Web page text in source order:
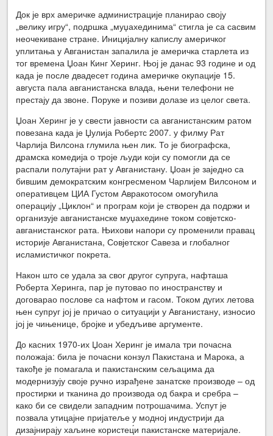
Док је врх америчке администрације планирао своју
„велику игру“, подршка „муџахединима“ стигла је са сасвим
неочекиване стране. Иницијалну капислу америчког
уплитања у Авганистан запалила је америчка старлета из
тог времена Џоан Кинг Херинг. Њој је данас 93 године и од
када је после двадесет година америчке окупације 15.
августа пала авганистанска влада, њени телефони не
престају да звоне. Поруке и позиви долазе из целог света.
Џоан Херинг је у свести јавности са авганистанским ратом
повезана када је Џулија Робертс 2007. у филму Рат
Чарлија Вилсона глумила њен лик. То је биографска,
драмска комедија о троје људи који су помогли да се
распали полутајни рат у Авганистану. Џоан је заједно са
бившим демократским конгресменом Чарлијем Вилсоном и
оперативцем ЦИА Густом Авракотосом омогућила
операцију „Циклон“ и програм који је створен да подржи и
организује авганистанске муџахедине током совјетско-
авганистанског рата. Њихови напори су променили правац
историје Авганистана, Совјетског Савеза и глобалног
исламистичког покрета.
Након што се удала за свог другог супруга, нафташа
Роберта Херинга, пар је путовао по иностранству и
договарао послове са нафтом и гасом. Током дугих летова
њен супруг јој је причао о ситуацији у Авганистану, износио
јој је чињенице, бројке и убедљиве аргументе.
До касних 1970-их Џоан Херинг је имала три почасна
положаја: била је почасни конзул Пакистана и Марока, а
такође је помагала и пакистанским сељацима да
модернизују своје ручно израђене занатске производе – од
простирки и тканина до производа од бакра и сребра –
како би се свидели западним потрошачима. Успут је
позвала утицајне пријатеље у модној индустрији да
дизајнирају хаљине користец́и пакистанске материјале.